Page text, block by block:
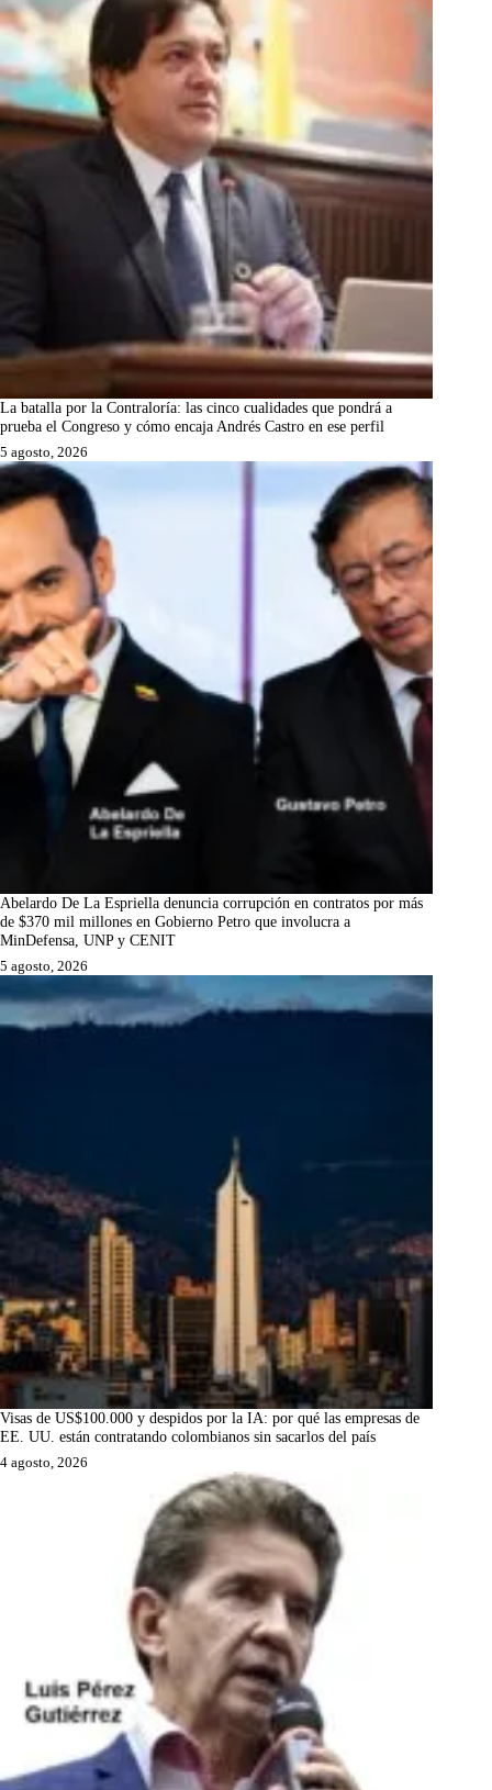
La batalla por la Contraloría: las cinco cualidades que pondrá a
prueba el Congreso y cómo encaja Andrés Castro en ese perfil
5 agosto, 2026
Abelardo De La Espriella denuncia corrupción en contratos por más
de $370 mil millones en Gobierno Petro que involucra a
MinDefensa, UNP y CENIT
5 agosto, 2026
Visas de US$100.000 y despidos por la IA: por qué las empresas de
EE. UU. están contratando colombianos sin sacarlos del país
4 agosto, 2026